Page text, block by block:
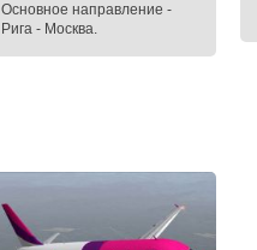
Основное направление -
Рига - Москва.